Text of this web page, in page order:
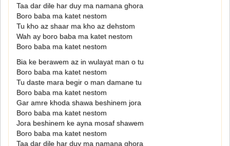
Taa dar dile har duy ma namana ghora
Boro baba ma katet nestom
Tu kho az shaar ma kho az dehstom
Wah ay boro baba ma katet nestom
Boro baba ma katet nestom
Bia ke berawem az in wulayat man o tu
Boro baba ma katet nestom
Tu daste mara begir o man damane tu
Boro baba ma katet nestom
Gar amre khoda shawa beshinem jora
Boro baba ma katet nestom
Jora beshinem ke ayna mosaf shawem
Boro baba ma katet nestom
Taa dar dile har duy ma namana ghora